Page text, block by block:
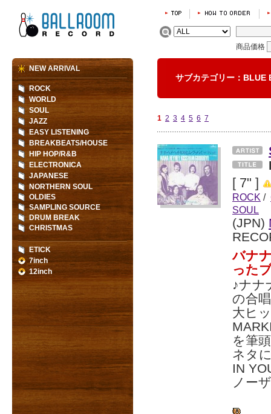
商品価格
サブカテゴリー：
1 2 3 4 5 6 7
[ 7" ]
ROCK /
SOUL
(JPN)
バナ
った
♪ナナ
の合
大ヒ
を筆
ネタ
IN
ノー
NEW ARRIVAL
ROCK
WORLD
SOUL
JAZZ
EASY LISTENING
BREAKBEATS/HOUSE
HIP HOP/R&B
ELECTRONICA
JAPANESE
NORTHERN SOUL
OLDIES
SAMPLING SOURCE
DRUM BREAK
CHRISTMAS
ETICK
7inch
12inch